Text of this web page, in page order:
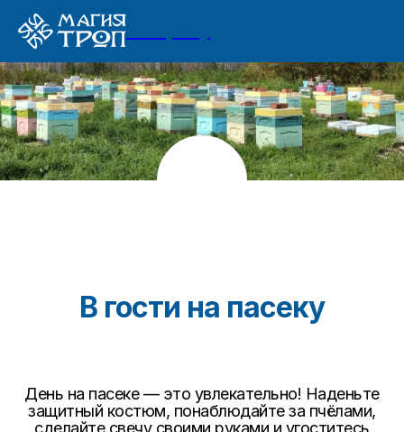
В гости на пасеку
День на пасеке — это увлекательно! Наденьте
защитный костюм, понаблюдайте за пчёлами,
сделайте свечу своими руками и угоститесь